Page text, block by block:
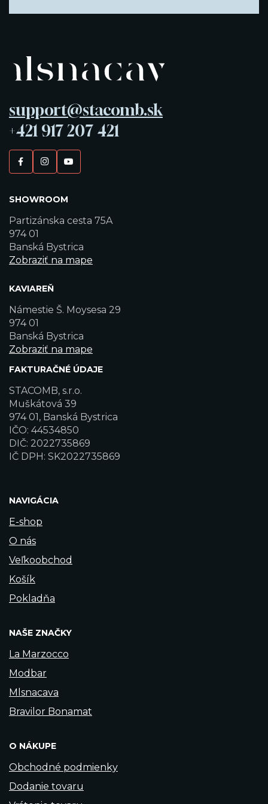
support@stacomb.sk
+421 917 207 421
SHOWROOM
Partizánska cesta 75A
974 01
Banská Bystrica
Zobraziť na mape
KAVIAREŇ
Námestie Š. Moysesa 29
974 01
Banská Bystrica
Zobraziť na mape
FAKTURAČNÉ ÚDAJE
STACOMB, s.r.o.
Muškátová 39
974 01, Banská Bystrica
IČO: 44534850
DIČ: 2022735869
IČ DPH: SK2022735869
NAVIGÁCIA
E-shop
O nás
Veľkoobchod
Košík
Pokladňa
NAŠE ZNAČKY
La Marzocco
Modbar
Mlsnacava
Bravilor Bonamat
O NÁKUPE
Obchodné podmienky
Dodanie tovaru